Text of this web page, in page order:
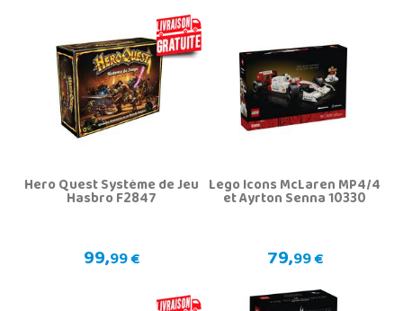
Hero Quest Système de Jeu
Hasbro F2847
99,99 €
Lego Icons McLaren MP4/4
et Ayrton Senna 10330
79,99 €